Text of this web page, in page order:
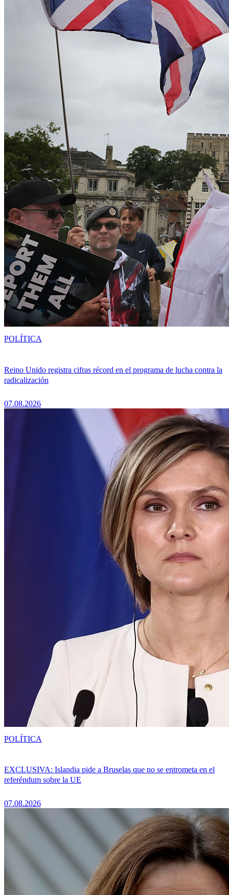
Reino Unido registra cifras récord en el programa de lucha contra la
radicalización
07.08.2026
POLÍTICA
EXCLUSIVA: Islandia pide a Bruselas que no se entrometa en el
referéndum sobre la UE
07.08.2026
POLÍTICA